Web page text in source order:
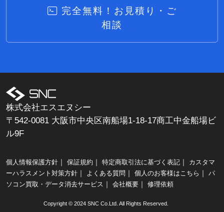
完全無料！お見積り・ご
相談
株式会社エスエヌシー
〒542-0081 大阪市中央区南船場1-18-17商工中金船場ビ
ル9F
個人情報保護方針 ｜ 保証規約 ｜ 特定商取引法に基づく表記 ｜
カスタマ
ーハラスメント対策方針 ｜ よくある質問 ｜ 個人のお客様はこちら ｜ パ
ソコン買取・データ消去サービス ｜ 会社概要 ｜ 修理依頼
Copyright © 2024 SNC Co.Ltd. All Rights Reserved.